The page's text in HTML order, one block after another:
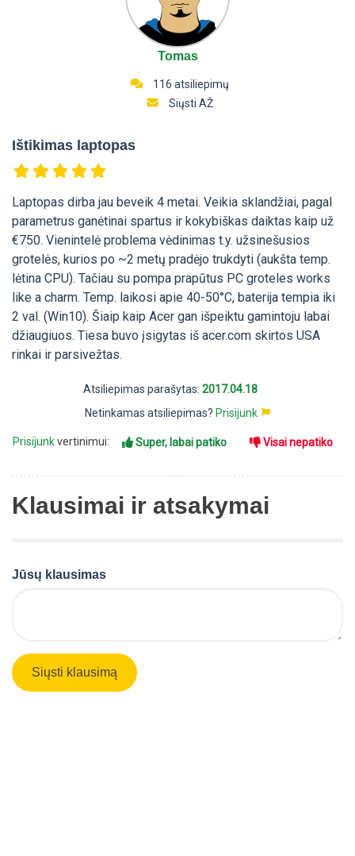
Tomas
116 atsiliepimų
Siųsti AŽ
Ištikimas laptopas
Laptopas dirba jau beveik 4 metai. Veikia sklandžiai, pagal
parametrus ganėtinai spartus ir kokybiškas daiktas kaip už
€750. Vienintelė problema vėdinimas t.y. užsinešusios
grotelės, kurios po ~2 metų pradėjo trukdyti (aukšta temp.
lėtina CPU). Tačiau su pompa prapūtus PC groteles works
like a charm. Temp. laikosi apie 40-50°C, baterija tempia iki
2 val. (Win10). Šiaip kaip Acer gan išpeiktu gamintoju labai
džiaugiuos. Tiesa buvo įsigytas iš acer.com skirtos USA
rinkai ir parsivežtas.
Atsiliepimas parašytas: 2017.04.18
Netinkamas atsiliepimas? Prisijunk
Prisijunkvertinimui: Super, labai patiko Visai nepatiko
Klausimai ir atsakymai
Jūsų klausimas